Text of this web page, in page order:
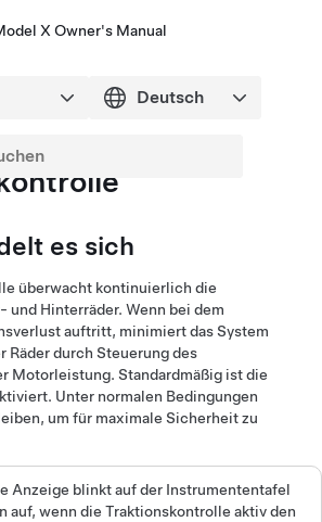
X Owner's Manual
es sich
überwacht kontinuierlich die
und Hinterräder. Wenn bei dem
auftritt, minimiert das System
Räder durch Steuerung des
Motorleistung. Standardmäßig ist die
Unter normalen Bedingungen
um für maximale Sicherheit zu
Anzeige blinkt aufder Instrumententafel
auf, wenn die Traktionskontrolle aktiv den